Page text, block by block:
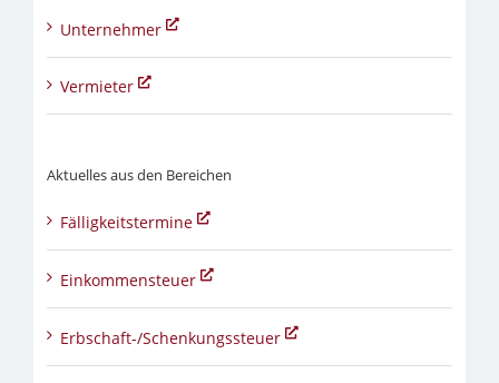
Unternehmer
Vermieter
Aktuelles aus den Bereichen
Fälligkeitstermine
Einkommensteuer
Erbschaft-/Schenkungssteuer